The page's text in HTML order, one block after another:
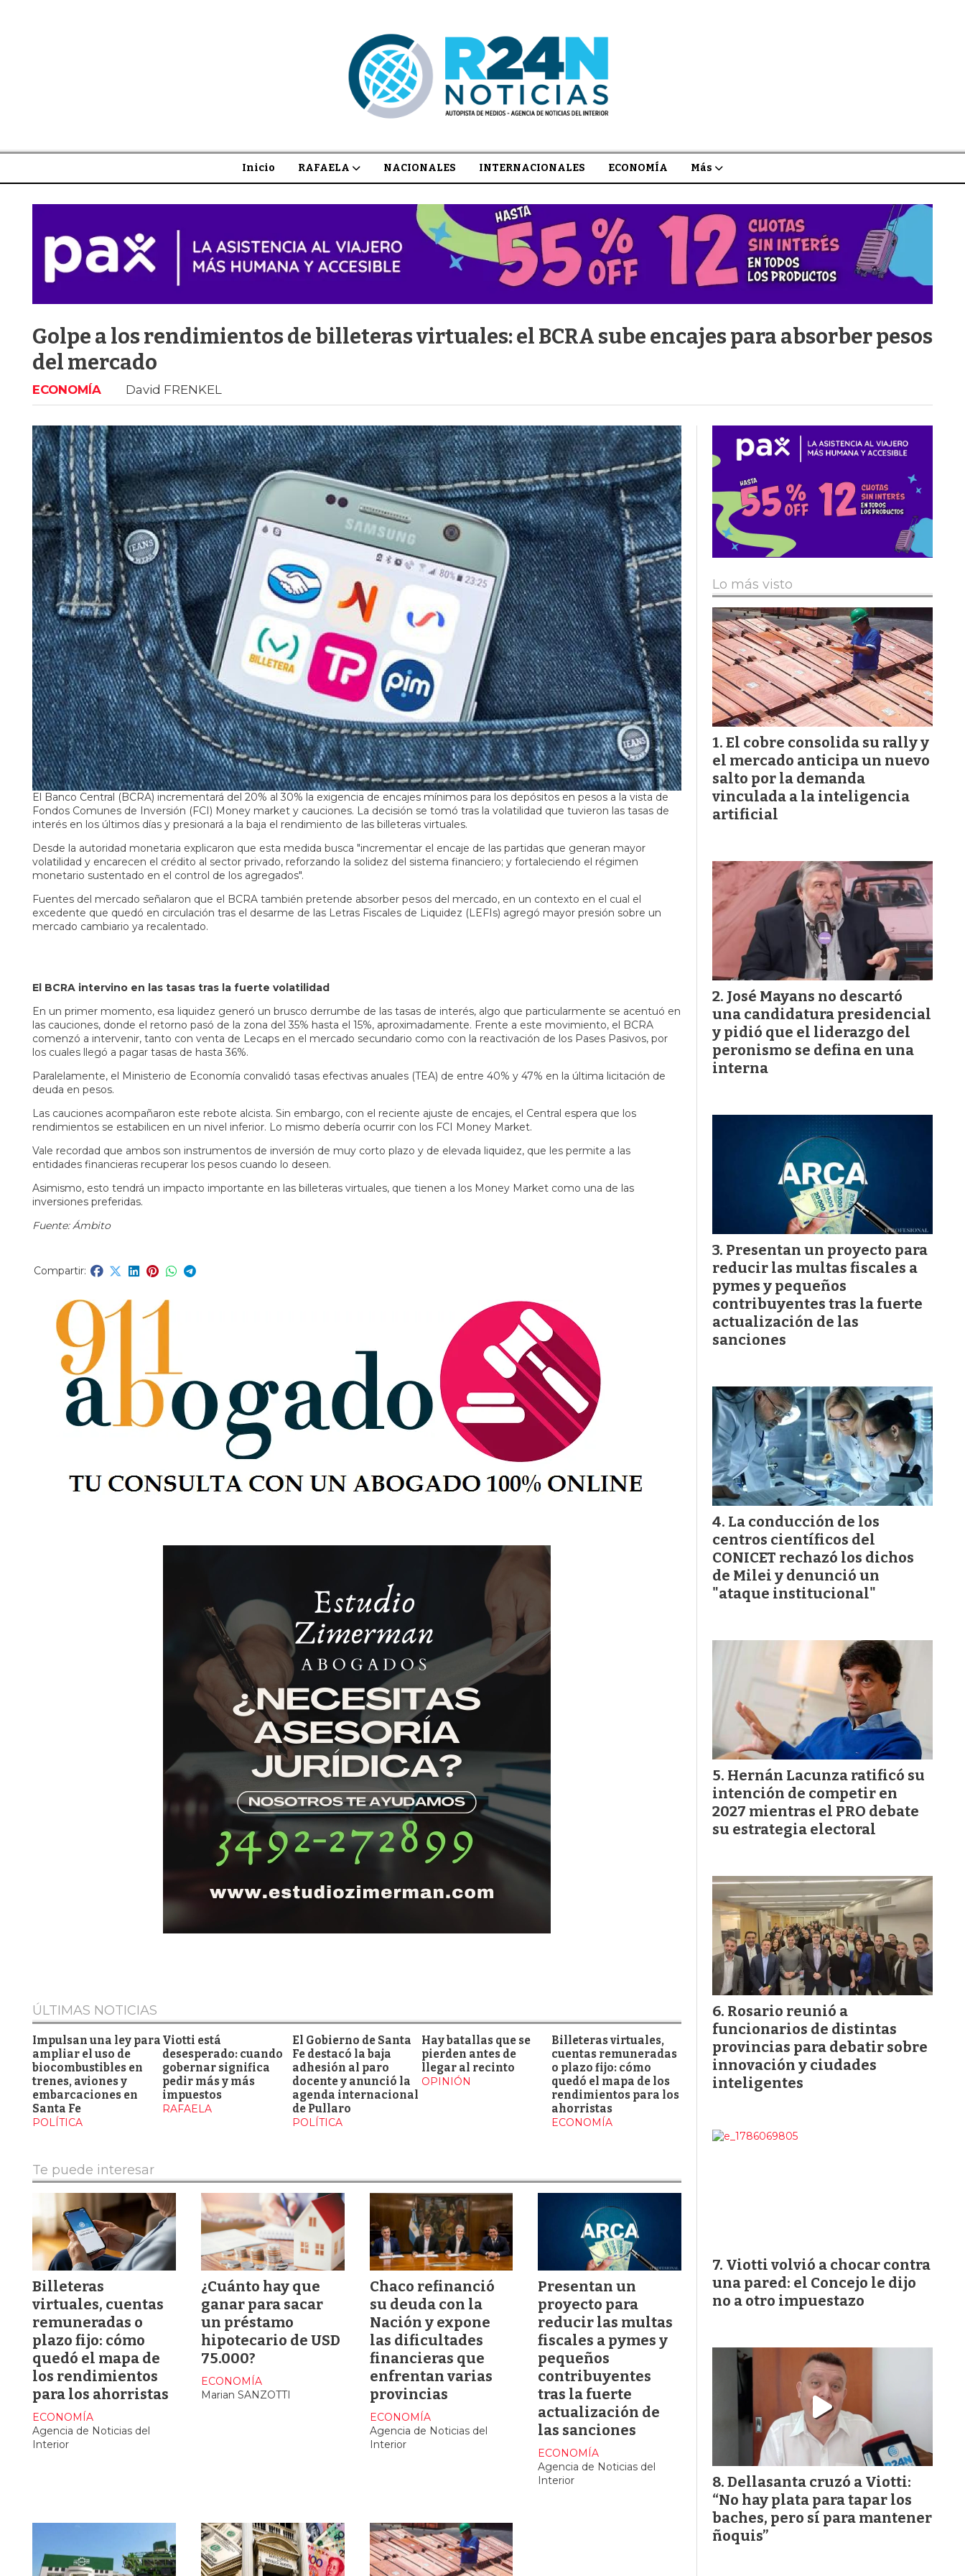
Inicio RAFAELA NACIONALES INTERNACIONALES ECONOMÍA Más
Golpe a los rendimientos de billeteras virtuales: el BCRA sube encajes para absorber pesos
del mercado
ECONOMÍA David FRENKEL
El Banco Central (BCRA) incrementará del 20% al 30% la exigencia de encajes mínimos para los depósitos en pesos a la vista de
Fondos Comunes de Inversión (FCI) Money market y cauciones. La decisión se tomó tras la volatilidad que tuvieron las tasas de
interés en los últimos días y presionará a la baja el rendimiento de las billeteras virtuales.
Desde la autoridad monetaria explicaron que esta medida busca "incrementar el encaje de las partidas que generan mayor
volatilidad y encarecen el crédito al sector privado, reforzando la solidez del sistema financiero; y fortaleciendo el régimen
monetario sustentado en el control de los agregados".
Fuentes del mercado señalaron que el BCRA también pretende absorber pesos del mercado, en un contexto en el cual el
excedente que quedó en circulación tras el desarme de las Letras Fiscales de Liquidez (LEFIs) agregó mayor presión sobre un
mercado cambiario ya recalentado.
El BCRA intervino en las tasas tras la fuerte volatilidad
En un primer momento, esa liquidez generó un brusco derrumbe de las tasas de interés, algo que particularmente se acentuó en
las cauciones, donde el retorno pasó de la zona del 35% hasta el 15%, aproximadamente. Frente a este movimiento, el BCRA
comenzó a intervenir, tanto con venta de Lecaps en el mercado secundario como con la reactivación de los Pases Pasivos, por
los cuales llegó a pagar tasas de hasta 36%.
Paralelamente, el Ministerio de Economía convalidó tasas efectivas anuales (TEA) de entre 40% y 47% en la última licitación de
deuda en pesos.
Las cauciones acompañaron este rebote alcista. Sin embargo, con el reciente ajuste de encajes, el Central espera que los
rendimientos se estabilicen en un nivel inferior. Lo mismo debería ocurrir con los FCI Money Market.
Vale recordad que ambos son instrumentos de inversión de muy corto plazo y de elevada liquidez, que les permite a las
entidades financieras recuperar los pesos cuando lo deseen.
Asimismo, esto tendrá un impacto importante en las billeteras virtuales, que tienen a los Money Market como una de las
inversiones preferidas.
Fuente: Ámbito
ÚLTIMAS NOTICIAS
Impulsan una ley para
ampliar el uso de
biocombustibles en
trenes, aviones y
embarcaciones en
Santa Fe
POLÍTICA
Viotti está
desesperado: cuando
gobernar significa
pedir más y más
impuestos
RAFAELA
El Gobierno de Santa
Fe destacó la baja
adhesión al paro
docente y anunció la
agenda internacional
de Pullaro
POLÍTICA
Hay batallas que se
pierden antes de
llegar al recinto
OPINIÓN
Billeteras virtuales,
cuentas remuneradas
o plazo fijo: cómo
quedó el mapa de los
rendimientos para los
ahorristas
ECONOMÍA
Te puede interesar
Billeteras
virtuales, cuentas
remuneradas o
plazo fijo: cómo
quedó el mapa de
los rendimientos
para los ahorristas
Agencia de Noticias del
Interior
ECONOMÍA
¿Cuánto hay que
ganar para sacar
un préstamo
hipotecario de USD
75.000?
Marian SANZOTTI
ECONOMÍA
Chaco refinanció
su deuda con la
Nación y expone
las dificultades
financieras que
enfrentan varias
provincias
Agencia de Noticias del
Interior
ECONOMÍA
Presentan un
proyecto para
reducir las multas
fiscales a pymes y
pequeños
contribuyentes
tras la fuerte
actualización de
las sanciones
Agencia de Noticias del
Interior
ECONOMÍA
Lo más visto
El cobre consolida su rally y
el mercado anticipa un nuevo
salto por la demanda
vinculada a la inteligencia
artificial
José Mayans no descartó
una candidatura presidencial
y pidió que el liderazgo del
peronismo se defina en una
interna
Presentan un proyecto para
reducir las multas fiscales a
pymes y pequeños
contribuyentes tras la fuerte
actualización de las
sanciones
La conducción de los
centros científicos del
CONICET rechazó los dichos
de Milei y denunció un
"ataque institucional"
Hernán Lacunza ratificó su
intención de competir en
2027 mientras el PRO debate
su estrategia electoral
Rosario reunió a
funcionarios de distintas
provincias para debatir sobre
innovación y ciudades
inteligentes
Viotti volvió a chocar contra
una pared: el Concejo le dijo
no a otro impuestazo
Dellasanta cruzó a Viotti:
“No hay plata para tapar los
baches, pero sí para mantener
ñoquis”